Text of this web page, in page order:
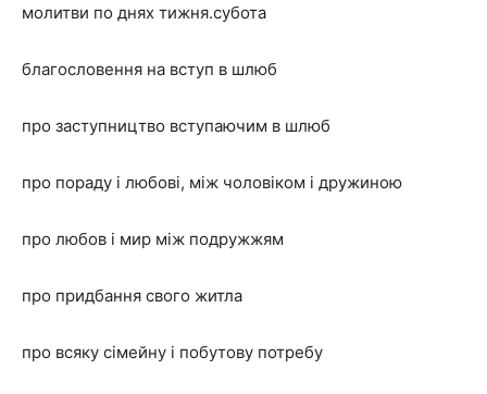
молитви по днях тижня.субота
благословення на вступ в шлюб
про заступництво вступаючим в шлюб
про пораду і любові, між чоловіком і дружиною
про любов і мир між подружжям
про придбання свого житла
про всяку сімейну і побутову потребу